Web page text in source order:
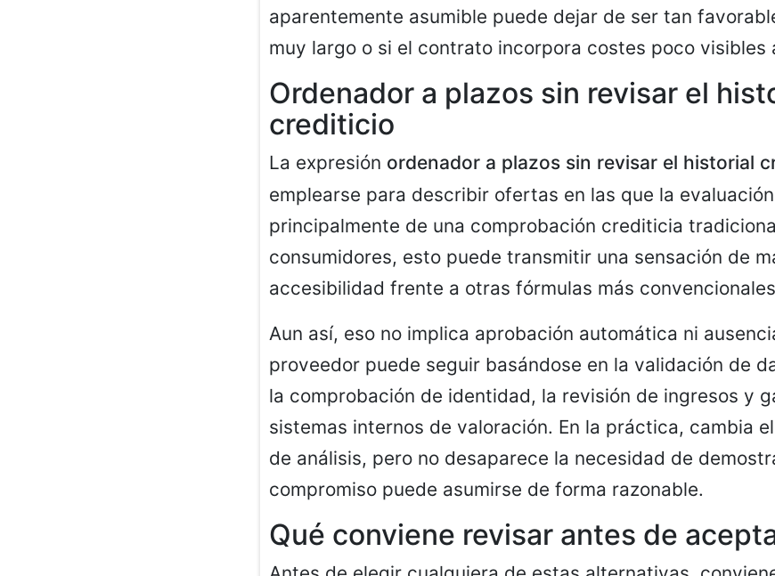
aparentemente asumible puede dejar de ser tan
muy largo o si el contrato incorpora costes poco visibles
Ordenador a plazos sin revisar el
crediticio
La expresión ordenador a plazos sin revisar el historial
emplearse para describir ofertas en las que la
principalmente de una comprobación crediticia
consumidores, esto puede transmitir una sensación de
accesibilidad frente a otras fórmulas más
Aun así, eso no implica aprobación automática ni
proveedor puede seguir basándose en la validación de
la comprobación de identidad, la revisión de ingresos y
sistemas internos de valoración. En la práctica, cambia
de análisis, pero no desaparece la necesidad de
compromiso puede asumirse de forma razonable.
Qué conviene revisar antes de